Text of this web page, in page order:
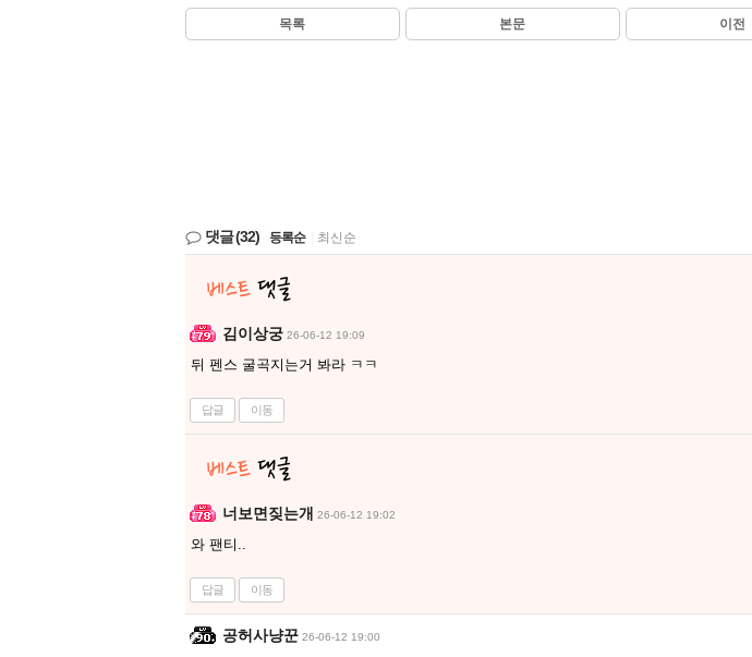
목록 본문 이전
댓글(32) 등록순 최신순
김이상궁 26-06-12 19:09
뒤 펜스 굴곡지는거 봐라 ㅋㅋ
답글 이동
너보면짖는개 26-06-12 19:02
와 팬티..
답글 이동
공허사냥꾼 26-06-12 19:00